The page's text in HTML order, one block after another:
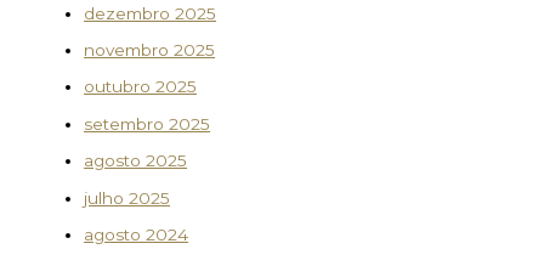
dezembro 2025
novembro 2025
outubro 2025
setembro 2025
agosto 2025
julho 2025
agosto 2024